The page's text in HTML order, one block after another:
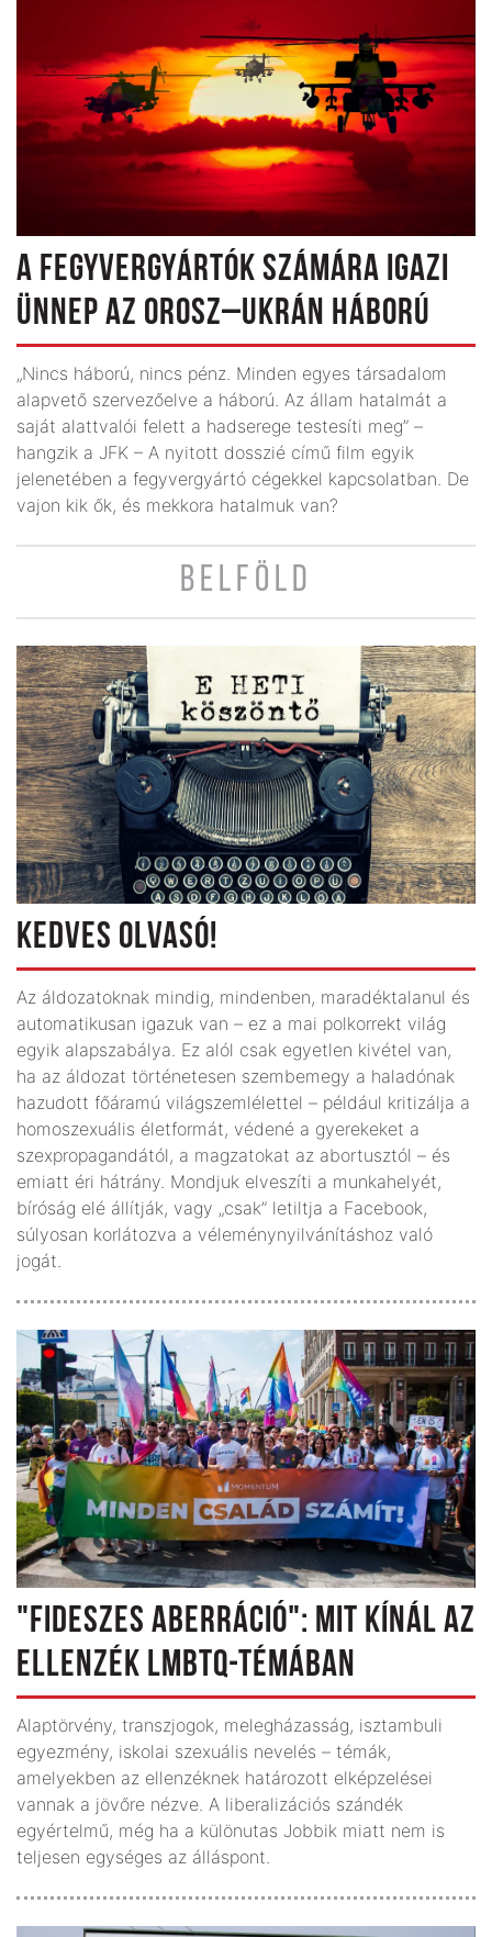
A FEGYVERGYÁRTÓK SZÁMÁRA IGAZI
ÜNNEP AZ OROSZ–UKRÁN HÁBORÚ
„Nincs háború, nincs pénz. Minden egyes társadalom
alapvető szervezőelve a háború. Az állam hatalmát a
saját alattvalói felett a hadserege testesíti meg” –
hangzik a JFK – A nyitott dosszié című film egyik
jelenetében a fegyvergyártó cégekkel kapcsolatban. De
vajon kik ők, és mekkora hatalmuk van?
BELFÖLD
KEDVES OLVASÓ!
Az áldozatoknak mindig, mindenben, maradéktalanul és
automatikusan igazuk van – ez a mai polkorrekt világ
egyik alapszabálya. Ez alól csak egyetlen kivétel van,
ha az áldozat történetesen szembemegy a haladónak
hazudott főáramú világszemlélettel – például kritizálja a
homoszexuális életformát, védené a gyerekeket a
szexpropagandától, a magzatokat az abortusztól – és
emiatt éri hátrány. Mondjuk elveszíti a munkahelyét,
bíróság elé állítják, vagy „csak” letiltja a Facebook,
súlyosan korlátozva a véleménynyilvánításhoz való
jogát.
"FIDESZES ABERRÁCIÓ": MIT KÍNÁL AZ
ELLENZÉK LMBTQ-TÉMÁBAN
Alaptörvény, transzjogok, melegházasság, isztambuli
egyezmény, iskolai szexuális nevelés – témák,
amelyekben az ellenzéknek határozott elképzelései
vannak a jövőre nézve. A liberalizációs szándék
egyértelmű, még ha a különutas Jobbik miatt nem is
teljesen egységes az álláspont.